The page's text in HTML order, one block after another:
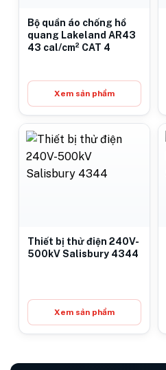
Bộ quần áo chống hồ
quang Lakeland AR43
43 cal/cm² CAT 4
Xem sản phẩm
Thiết bị thử điện 240V-
500kV Salisbury 4344
Xem sản phẩm